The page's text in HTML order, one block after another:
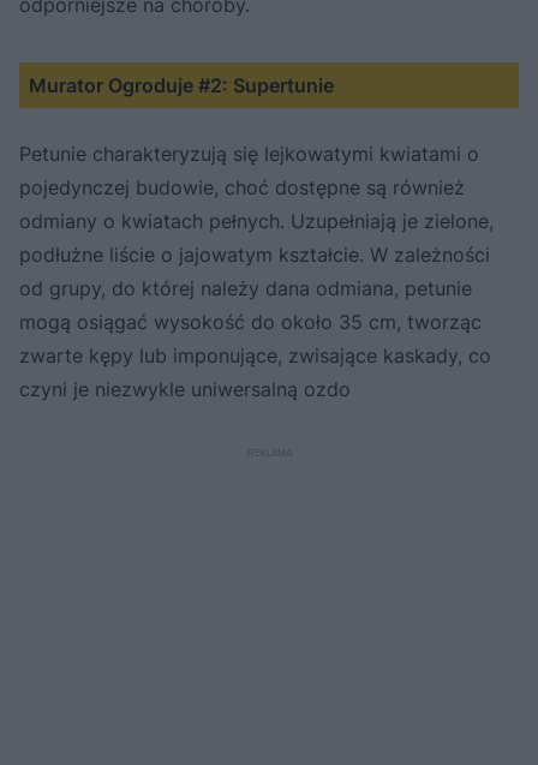
Murator Ogroduje #2: Supertunie
Petunie charakteryzują się lejkowatymi kwiatami o
pojedynczej budowie, choć dostępne są również
odmiany o kwiatach pełnych. Uzupełniają je zielone,
podłużne liście o jajowatym kształcie. W zależności
od grupy, do której należy dana odmiana, petunie
mogą osiągać wysokość do około 35 cm, tworząc
zwarte kępy lub imponujące, zwisające kaskady, co
czyni je niezwykle uniwersalną ozdo